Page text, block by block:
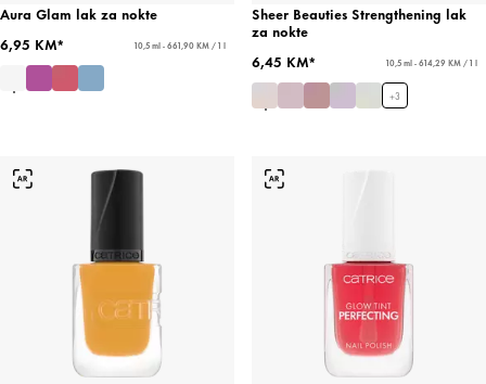
Aura Glam lak za nokte
6,95 KM*
10,5 ml - 661,90 KM / 1 l
Sheer Beauties Strengthening lak
za nokte
6,45 KM*
10,5 ml - 614,29 KM / 1 l
+3